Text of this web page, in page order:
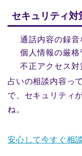
セキュリティ対
通話内容の録音
個人情報の厳格
不正アクセス対
占いの相談内容っ
で、セキュリティ
ね。
安心して今すぐ相